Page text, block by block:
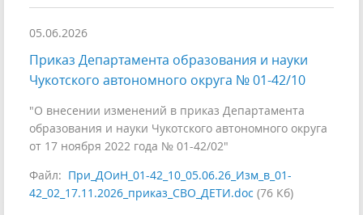
05.06.2026
Приказ Департамента образования и науки
Чукотского автономного округа № 01-42/10
"О внесении изменений в приказ Департамента
образования и науки Чукотского автономного округа
от 17 ноября 2022 года № 01-42/02"
Файл: При_ДОиН_01-42_10_05.06.26_Изм_в_01-
42_02_17.11.2026_приказ_СВО_ДЕТИ.doc (76 Кб)